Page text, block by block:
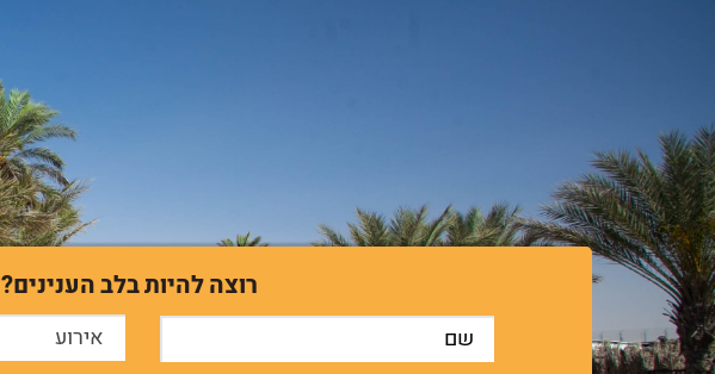
רוצה להיות בלב הענינים?
אירוע